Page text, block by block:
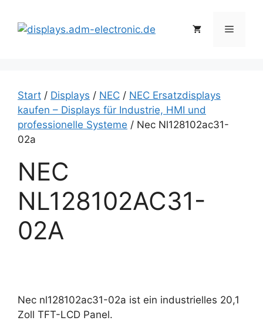
Inhalt
springen
Menü
Start / Displays / NEC / NEC Ersatzdisplays
kaufen – Displays für Industrie, HMI und
professionelle Systeme / Nec Nl128102ac31-
02a
NEC
NL128102AC31-
02A
Nec nl128102ac31-02a ist ein industrielles 20,1
Zoll TFT-LCD Panel.